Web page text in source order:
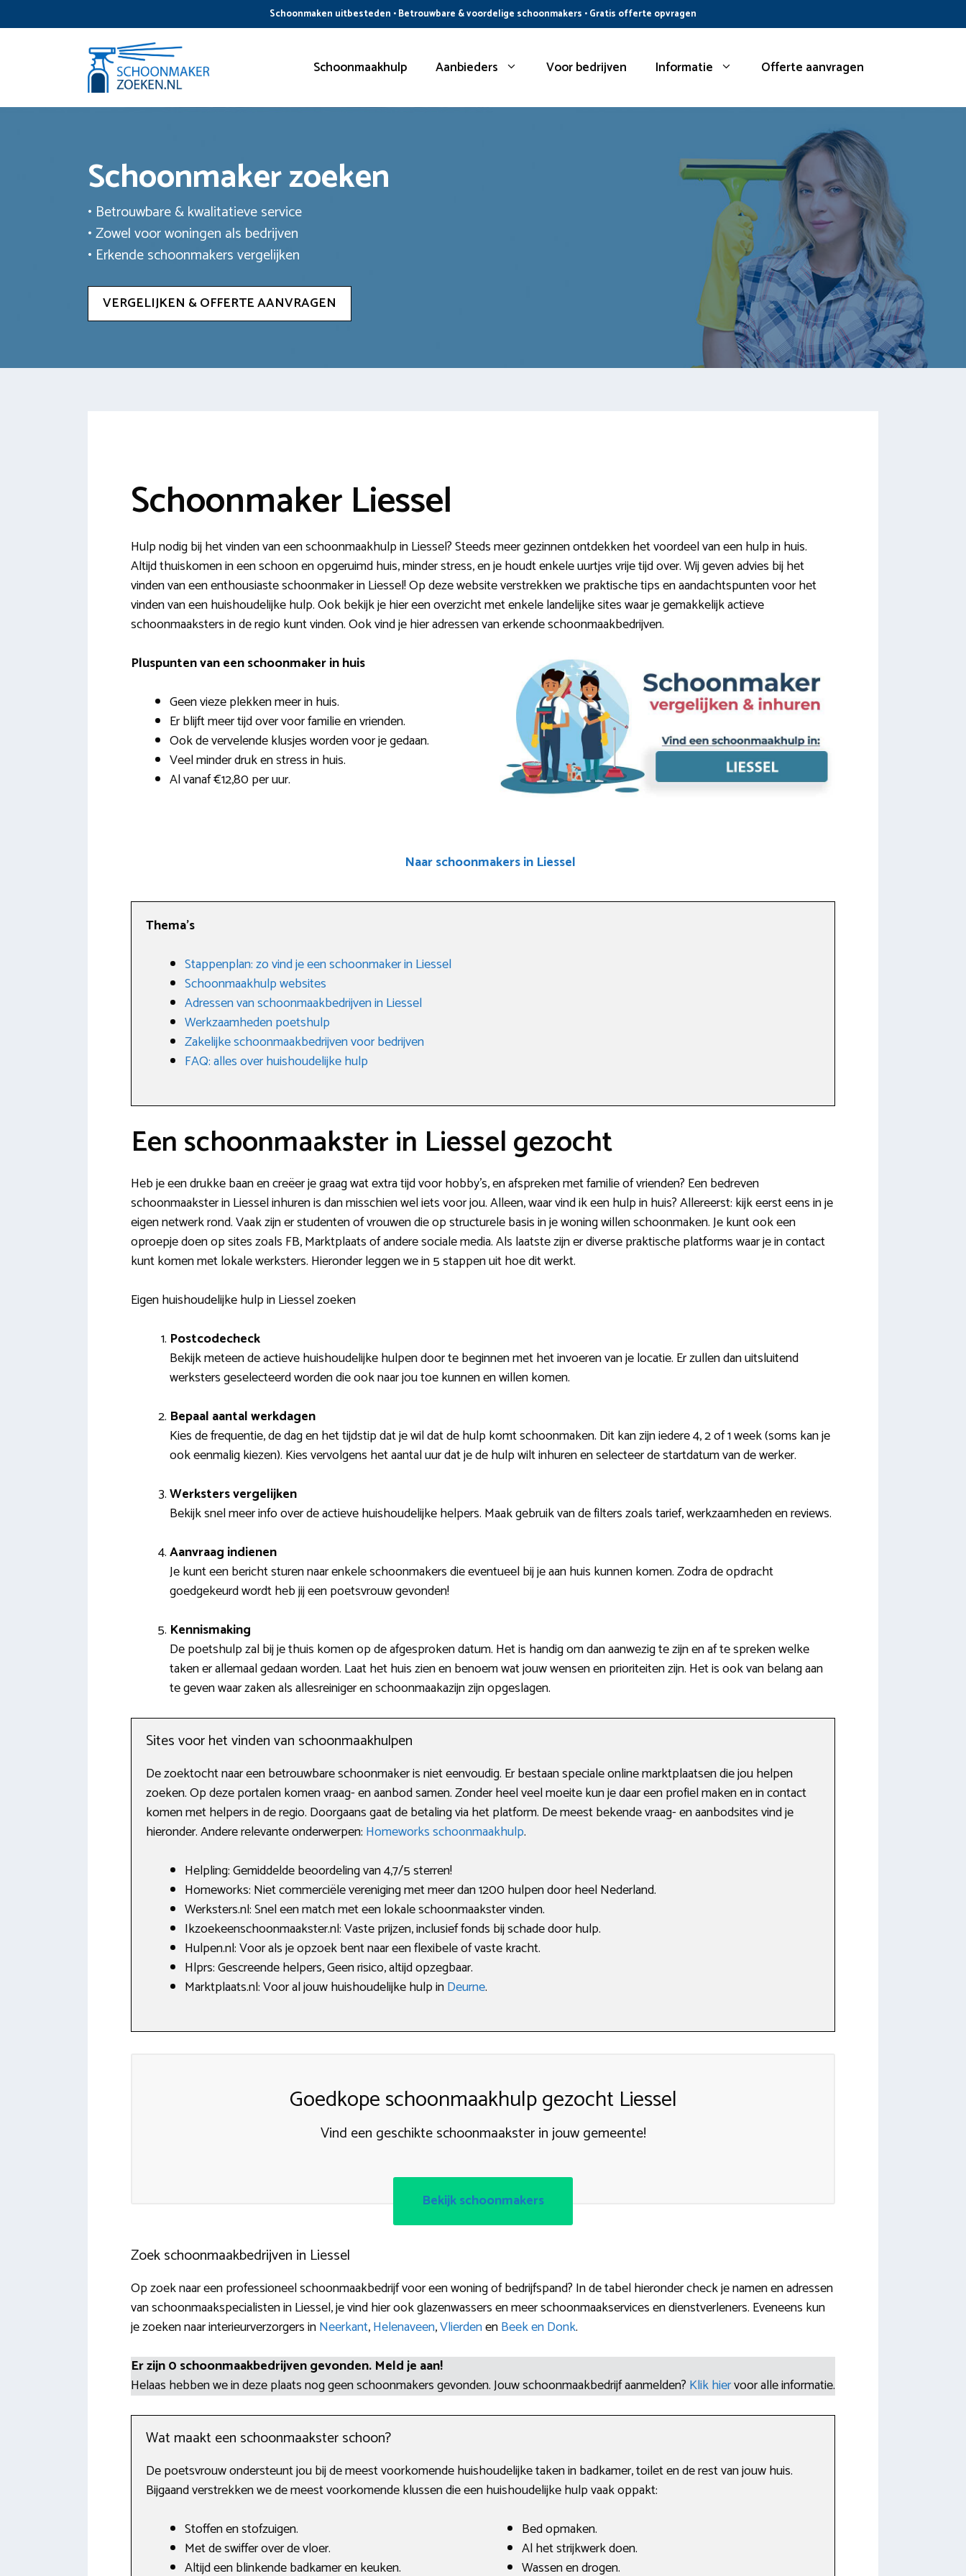
naar
Schoonmaken uitbesteden • Betrouwbare & voordelige schoonmakers • Gratis offerte opvragen
Schoonmaakhulp Aanbieders Voor bedrijven Informatie Offerte aanvragen
Schoonmaker zoeken
• Betrouwbare & kwalitatieve service
• Zowel voor woningen als bedrijven
• Erkende schoonmakers vergelijken
VERGELIJKEN & OFFERTE AANVRAGEN
Schoonmaker Liessel
Hulp nodig bij het vinden van een schoonmaakhulp in Liessel? Steeds meer gezinnen ontdekken het voordeel van een hulp in huis.
Altijd thuiskomen in een schoon en opgeruimd huis, minder stress, en je houdt enkele uurtjes vrije tijd over. Wij geven advies bij het
vinden van een enthousiaste schoonmaker in Liessel! Op deze website verstrekken we praktische tips en aandachtspunten voor het
vinden van een huishoudelijke hulp. Ook bekijk je hier een overzicht met enkele landelijke sites waar je gemakkelijk actieve
schoonmaaksters in de regio kunt vinden. Ook vind je hier adressen van erkende schoonmaakbedrijven.
Pluspunten van een schoonmaker in huis
Geen vieze plekken meer in huis.
Er blijft meer tijd over voor familie en vrienden.
Ook de vervelende klusjes worden voor je gedaan.
Veel minder druk en stress in huis.
Al vanaf €12,80 per uur.
Naar schoonmakers in Liessel
Thema’s
Stappenplan: zo vind je een schoonmaker in Liessel
Schoonmaakhulp websites
Adressen van schoonmaakbedrijven in Liessel
Werkzaamheden poetshulp
Zakelijke schoonmaakbedrijven voor bedrijven
FAQ: alles over huishoudelijke hulp
Een schoonmaakster in Liessel gezocht
Heb je een drukke baan en creëer je graag wat extra tijd voor hobby’s, en afspreken met familie of vrienden? Een bedreven
schoonmaakster in Liessel inhuren is dan misschien wel iets voor jou. Alleen, waar vind ik een hulp in huis? Allereerst: kijk eerst eens in je
eigen netwerk rond. Vaak zijn er studenten of vrouwen die op structurele basis in je woning willen schoonmaken. Je kunt ook een
oproepje doen op sites zoals FB, Marktplaats of andere sociale media. Als laatste zijn er diverse praktische platforms waar je in contact
kunt komen met lokale werksters. Hieronder leggen we in 5 stappen uit hoe dit werkt.
Eigen huishoudelijke hulp in Liessel zoeken
Postcodecheck
Bekijk meteen de actieve huishoudelijke hulpen door te beginnen met het invoeren van je locatie. Er zullen dan uitsluitend
werksters geselecteerd worden die ook naar jou toe kunnen en willen komen.
Bepaal aantal werkdagen
Kies de frequentie, de dag en het tijdstip dat je wil dat de hulp komt schoonmaken. Dit kan zijn iedere 4, 2 of 1 week (soms kan je
ook eenmalig kiezen). Kies vervolgens het aantal uur dat je de hulp wilt inhuren en selecteer de startdatum van de werker.
Werksters vergelijken
Bekijk snel meer info over de actieve huishoudelijke helpers. Maak gebruik van de filters zoals tarief, werkzaamheden en reviews.
Aanvraag indienen
Je kunt een bericht sturen naar enkele schoonmakers die eventueel bij je aan huis kunnen komen. Zodra de opdracht
goedgekeurd wordt heb jij een poetsvrouw gevonden!
Kennismaking
De poetshulp zal bij je thuis komen op de afgesproken datum. Het is handig om dan aanwezig te zijn en af te spreken welke
taken er allemaal gedaan worden. Laat het huis zien en benoem wat jouw wensen en prioriteiten zijn. Het is ook van belang aan
te geven waar zaken als allesreiniger en schoonmaakazijn zijn opgeslagen.
Sites voor het vinden van schoonmaakhulpen
De zoektocht naar een betrouwbare schoonmaker is niet eenvoudig. Er bestaan speciale online marktplaatsen die jou helpen
zoeken. Op deze portalen komen vraag- en aanbod samen. Zonder heel veel moeite kun je daar een profiel maken en in contact
komen met helpers in de regio. Doorgaans gaat de betaling via het platform. De meest bekende vraag- en aanbodsites vind je
hieronder. Andere relevante onderwerpen: Homeworks schoonmaakhulp.
Helpling: Gemiddelde beoordeling van 4,7/5 sterren!
Homeworks: Niet commerciële vereniging met meer dan 1200 hulpen door heel Nederland.
Werksters.nl: Snel een match met een lokale schoonmaakster vinden.
Ikzoekeenschoonmaakster.nl: Vaste prijzen, inclusief fonds bij schade door hulp.
Hulpen.nl: Voor als je opzoek bent naar een flexibele of vaste kracht.
Hlprs: Gescreende helpers, Geen risico, altijd opzegbaar.
Marktplaats.nl: Voor al jouw huishoudelijke hulp inDeurne.
Goedkope schoonmaakhulp gezocht Liessel
Vind een geschikte schoonmaakster in jouw gemeente!
Bekijk schoonmakers
Zoek schoonmaakbedrijven in Liessel
Op zoek naar een professioneel schoonmaakbedrijf voor een woning of bedrijfspand? In de tabel hieronder check je namen en adressen
van schoonmaakspecialisten in Liessel, je vind hier ook glazenwassers en meer schoonmaakservices en dienstverleners. Eveneens kun
je zoeken naar interieurverzorgers inNeerkant,Helenaveen,VlierdenenBeek en Donk.
Er zijn 0 schoonmaakbedrijven gevonden. Meld je aan!
Helaas hebben we in deze plaats nog geen schoonmakers gevonden. Jouw schoonmaakbedrijf aanmelden? Klik hiervoor alle informatie.
Wat maakt een schoonmaakster schoon?
De poetsvrouw ondersteunt jou bij de meest voorkomende huishoudelijke taken in badkamer, toilet en de rest van jouw huis.
Bijgaand verstrekken we de meest voorkomende klussen die een huishoudelijke hulp vaak oppakt:
Stoffen en stofzuigen.
Met de swiffer over de vloer.
Altijd een blinkende badkamer en keuken.
Bed opmaken.
Al het strijkwerk doen.
Wassen en drogen.